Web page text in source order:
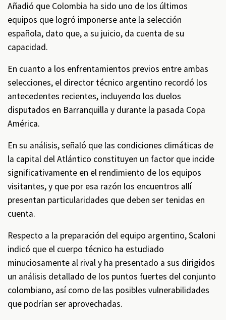
Añadió que Colombia ha sido uno de los últimos
equipos que logró imponerse ante la selección
española, dato que, a su juicio, da cuenta de su
capacidad.
En cuanto a los enfrentamientos previos entre ambas
selecciones, el director técnico argentino recordó los
antecedentes recientes, incluyendo los duelos
disputados en Barranquilla y durante la pasada Copa
América.
En su análisis, señaló que las condiciones climáticas de
la capital del Atlántico constituyen un factor que incide
significativamente en el rendimiento de los equipos
visitantes, y que por esa razón los encuentros allí
presentan particularidades que deben ser tenidas en
cuenta.
Respecto a la preparación del equipo argentino, Scaloni
indicó que el cuerpo técnico ha estudiado
minuciosamente al rival y ha presentado a sus dirigidos
un análisis detallado de los puntos fuertes del conjunto
colombiano, así como de las posibles vulnerabilidades
que podrían ser aprovechadas.